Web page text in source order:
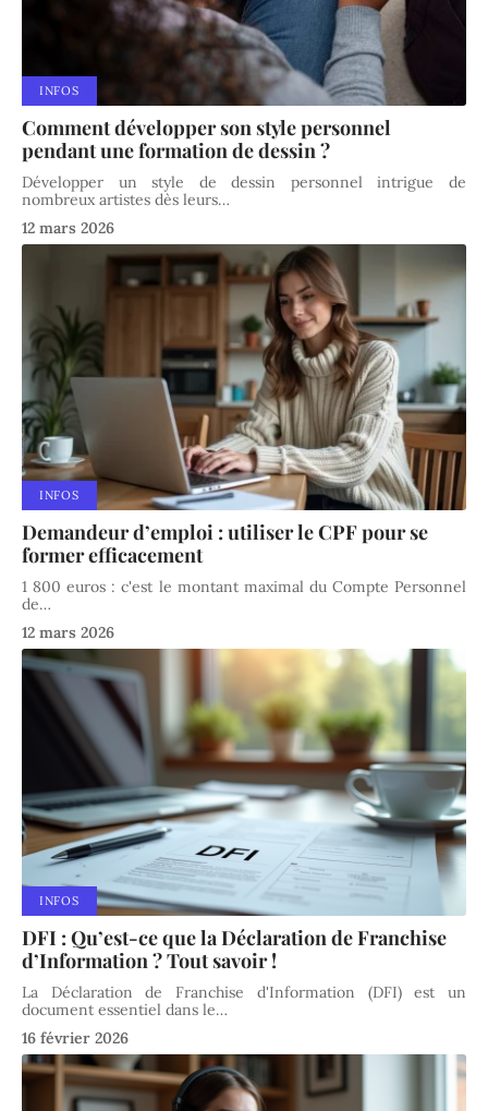
INFOS
Comment développer son style personnel
pendant une formation de dessin ?
Développer un style de dessin personnel intrigue de
nombreux artistes dès leurs…
12 mars 2026
INFOS
Demandeur d’emploi : utiliser le CPF pour se
former efficacement
1 800 euros : c'est le montant maximal du Compte Personnel
de…
12 mars 2026
INFOS
DFI : Qu’est-ce que la Déclaration de Franchise
d’Information ? Tout savoir !
La Déclaration de Franchise d'Information (DFI) est un
document essentiel dans le…
16 février 2026